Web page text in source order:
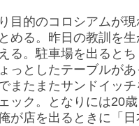
目的のコロシアムが
める。昨日の教訓を
る。駐車場を出ると
っとしたテーブルが
またまたサンドイッ
ック。となりには20
が店を出るときに「